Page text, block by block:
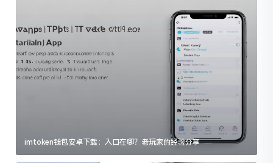
imtoken钱包安卓下载：入口在哪？老玩家的经验分享